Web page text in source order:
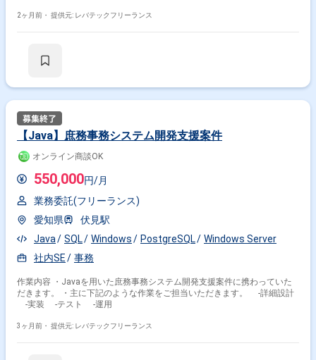
品選定、運用設計、運用保守 -必要に応じたベンダーコントロール 等
2ヶ月前・ 提供元: レバテックフリーランス
【Java】庶務事務システム開発支援案件
オンライン商談OK
550,000円/月
業務委託(フリーランス)
愛知県
伏見駅
Java
SQL Windows PostgreSQL
Windows Server
社内SE
事務
作業内容 ・Javaを用いた庶務事務システム開発支援案件に携わっていた
だきます。 ・主に下記のような作業をご担当いただきます。 -詳細設計
-実装 -テスト -運用
3ヶ月前・ 提供元: レバテックフリーランス